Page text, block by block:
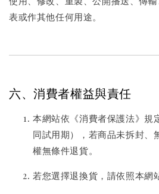
表或作其他任何用途。
六、消費者權益與責任
本網站依《消費者保護法》規
同試用期），若商品未拆封、
權無條件退貨。
若您選擇退換貨，請依照本網